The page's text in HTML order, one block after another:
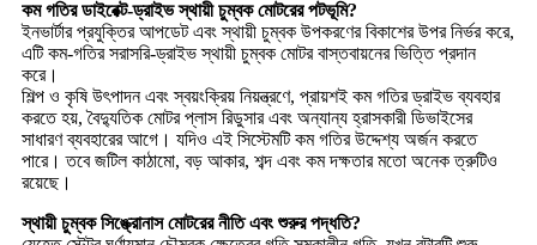
কম গতির ডাইরেক্ট-ড্রাইভ স্থায়ী চুম্বক মোটরের পটভূমি?
ইনভার্টার প্রযুক্তির আপডেট এবং স্থায়ী চুম্বক উপকরণের বিকাশের উপর নির্ভর করে,
এটি কম-গতির সরাসরি-ড্রাইভ স্থায়ী চুম্বক মোটর বাস্তবায়নের ভিত্তি প্রদান
করে।
শিল্প ও কৃষি উৎপাদন এবং স্বয়ংক্রিয় নিয়ন্ত্রণে, প্রায়শই কম গতির ড্রাইভ ব্যবহার
করতে হয়, বৈদ্যুতিক মোটর প্লাস রিডুসার এবং অন্যান্য হ্রাসকারী ডিভাইসের
সাধারণ ব্যবহারের আগে। যদিও এই সিস্টেমটি কম গতির উদ্দেশ্য অর্জন করতে
পারে। তবে জটিল কাঠামো, বড় আকার, শব্দ এবং কম দক্ষতার মতো অনেক ত্রুটিও
রয়েছে।
স্থায়ী চুম্বক সিঙ্ক্রোনাস মোটরের নীতি এবং শুরুর পদ্ধতি?